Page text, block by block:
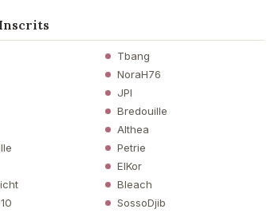
Tbang
NoraH76
JPI
Bredouille
Althea
Petrie
ElKor
Bleach
SossoDjib